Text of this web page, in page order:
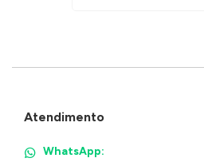
Atendimento
WhatsApp: